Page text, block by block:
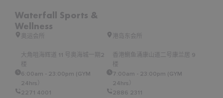
Waterfall Sports &
Wellness
奥运会所
大角咀海辉道 11 号奥海城一期2
楼
6:00am - 23:00pm (GYM
24hrs）
2271 4001
港岛东会所
香港鰂鱼涌康山道二号康兰居 9
楼
7:00am - 23:00pm (GYM
24hrs）
2886 2311